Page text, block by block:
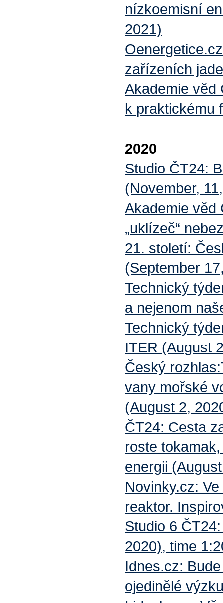
nízkoemisní
2021)
zařízeních
Akademie věd
k praktickému
2020
Studio ČT24:
(November,
Akademie věd
„uklízeč“
21. století:
(September
Technický
a nejenom
Technický
ITER (August
Český
vany mořské
(August 2,
ČT24: Cesta
roste
energii
Novinky.cz:
reaktor.
Studio 6
2020), time
Idnes.cz:
ojedinělé